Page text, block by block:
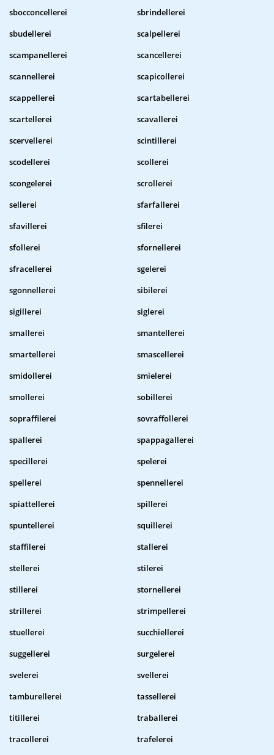
sbocconcellerei
sbrindellerei
sbudellerei
scalpellerei
scampanellerei
scancellerei
scannellerei
scapicollerei
scappellerei
scartabellerei
scartellerei
scavallerei
scervellerei
scintillerei
scodellerei
scollerei
scongelerei
scrollerei
sellerei
sfarfallerei
sfavillerei
sfilerei
sfollerei
sfornellerei
sfracellerei
sgelerei
sgonnellerei
sibilerei
sigillerei
siglerei
smallerei
smantellerei
smartellerei
smascellerei
smidollerei
smielerei
smollerei
sobillerei
sopraffilerei
sovraffollerei
spallerei
spappagallerei
specillerei
spelerei
spellerei
spennellerei
spiattellerei
spillerei
spuntellerei
squillerei
staffilerei
stallerei
stellerei
stilerei
stillerei
stornellerei
strillerei
strimpellerei
stuellerei
succhiellerei
suggellerei
surgelerei
svelerei
svellerei
tamburellerei
tassellerei
titillerei
traballerei
tracollerei
trafelerei